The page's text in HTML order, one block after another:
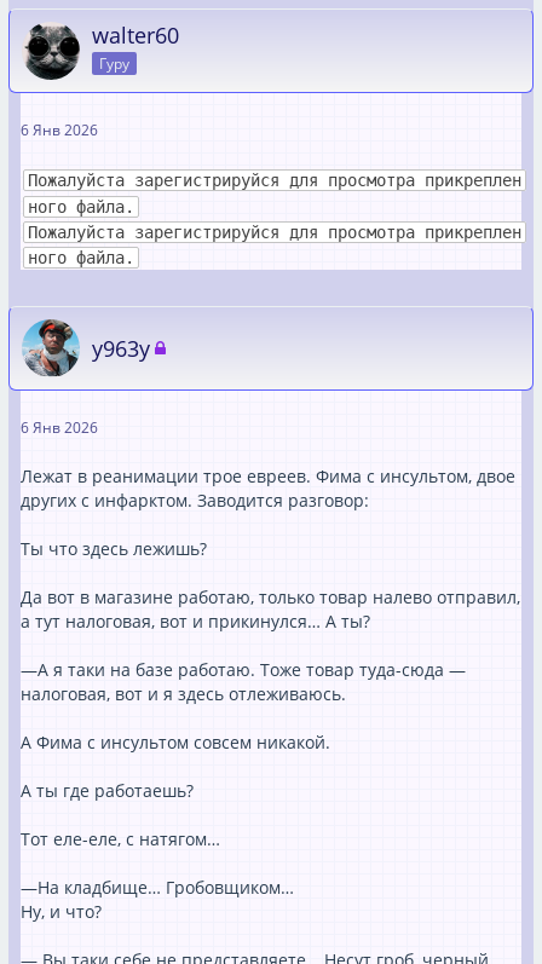
walter60
Гуру
6 Янв 2026
Пожалуйста зарегистрируйся для просмотра прикреплен
ного файла.
Пожалуйста зарегистрируйся для просмотра прикреплен
ного файла.
y963y
6 Янв 2026
Лежат в реанимации трое евреев. Фима с инсультом, двое
других с инфарктом. Заводится разговор:
Ты что здесь лежишь?
Да вот в магазине работаю, только товар налево отправил,
а тут налоговая, вот и прикинулся… А ты?
—А я таки на базе работаю. Тоже товар туда-сюда —
налоговая, вот и я здесь отлеживаюсь.
А Фима с инсультом совсем никакой.
А ты где работаешь?
Тот еле-еле, с натягом…
—На кладбище… Гробовщиком…
Ну, и что?